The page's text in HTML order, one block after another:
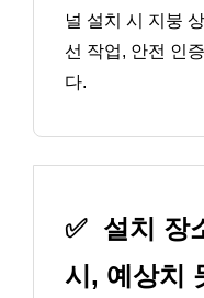
널 설치 시 지붕
선 작업, 안전 인
다.
✅ 설치 장
시, 예상치